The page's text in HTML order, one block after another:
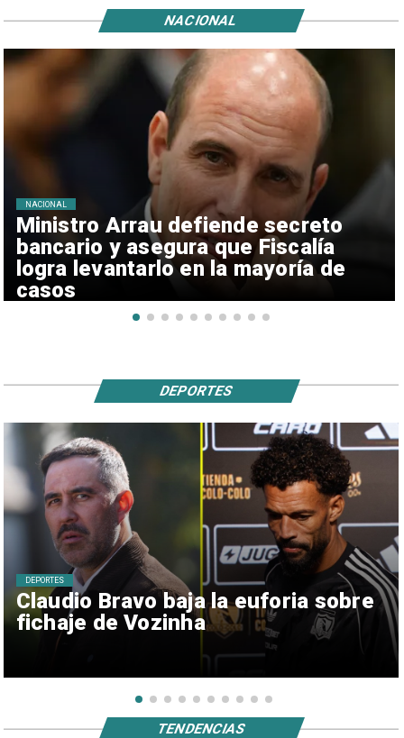
Ministro Arrau defiende secreto
bancario y asegura que Fiscalía
logra levantarlo en la mayoría de
casos
NACIONAL
NACIONAL
Claudio Bravo baja la euforia sobre
fichaje de Vozinha
DEPORTES
DEPORTES
TENDENCIAS